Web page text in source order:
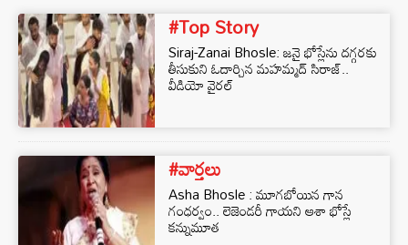
#Top Story
Siraj-Zanai Bhosle: జనై భోస్లేను దగ్గరకు
తీసుకుని ఓదార్చిన మహమ్మద్ సిరాజ్..
వీడియో వైరల్
#వార్తలు
Asha Bhosle : మూగబోయిన గాన
గంధర్వం.. లెజెండరీ గాయని ఆశా భోస్లే
కన్నుమూత